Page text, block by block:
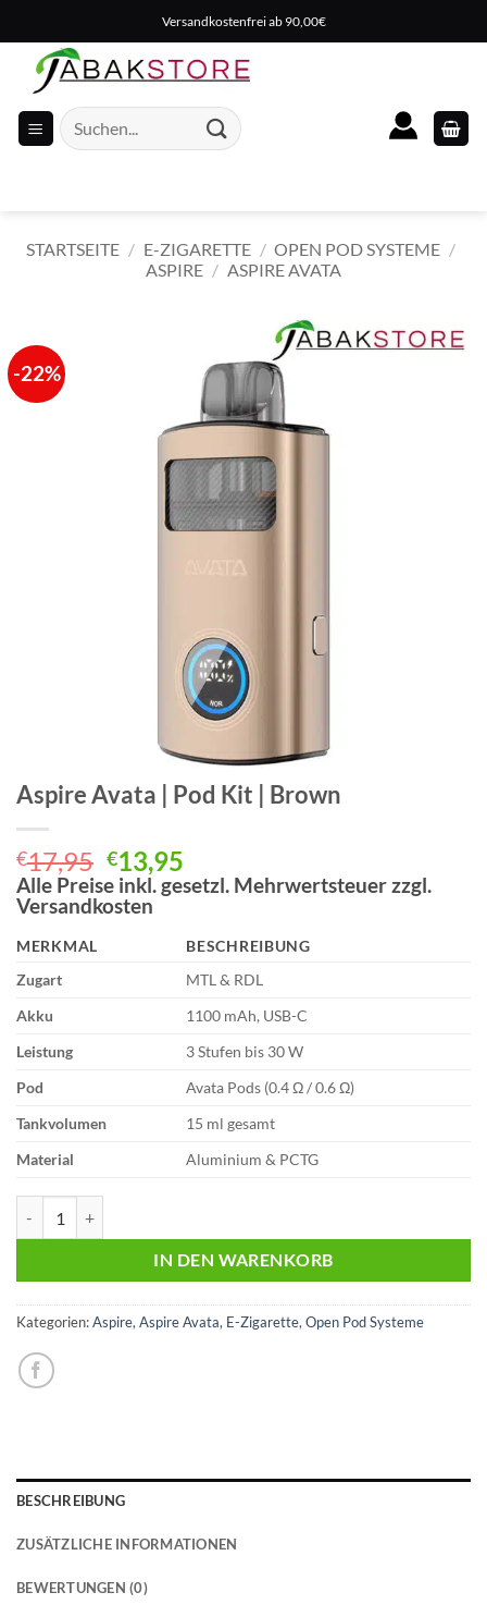
Inhalt
springen
Versandkostenfrei ab 90,00€
Suche
nach:
STARTSEITE / E-ZIGARETTE / OPEN POD SYSTEME /
ASPIRE / ASPIRE AVATA
-22%
Aspire Avata | Pod Kit | Brown
€17,95 Ursprünglicher
Preis
war:
€17,95
€13,95
Preis
€13,95.
Alle Preise inkl. gesetzl. Mehrwertsteuer zzgl.
Versandkosten
MERKMAL
BESCHREIBUNG
Zugart
MTL & RDL
Akku
1100 mAh, USB-C
Leistung
3 Stufen bis 30 W
Pod
Avata Pods (0.4 Ω / 0.6 Ω)
Tankvolumen
15 ml gesamt
Material
Aluminium & PCTG
IN DEN WARENKORB
Kategorien:Aspire, Aspire Avata, E-Zigarette, Open Pod Systeme
BESCHREIBUNG
ZUSÄTZLICHE INFORMATIONEN
BEWERTUNGEN (0)